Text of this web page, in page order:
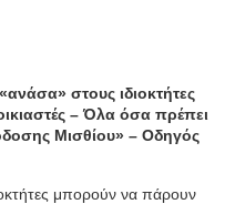
στους ιδιοκτήτες
– Όλα όσα πρέπει
Μισθίου» – Οδηγός
μπορούν να πάρουν